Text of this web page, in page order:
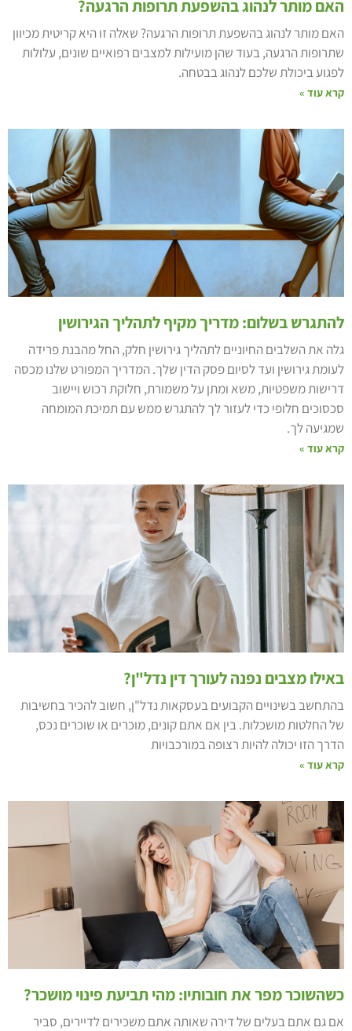
מותר לנהוג בהשפעת תרופות הרגעה?
מותר לנהוג בהשפעת תרופות הרגעה? שאלה זו היא קריטית מכיוון
הרגעה, בעוד שהן מועילות למצבים רפואיים שונים, עלולות
ביכולת שלכם לנהוג בבטחה.
עוד »
בשלום: מדריך מקיף לתהליך הגירושין
את השלבים החיוניים לתהליך גירושין חלק, החל מהבנת פרידה
גירושין ועד לסיום פסק הדין שלך. המדריך המפורט שלנו מכסה
משפטיות, משא ומתן על משמורת, חלוקת רכוש ויישוב
חלופי כדי לעזור לך להתגרש ממש עם תמיכת המומחה
לך.
עוד »
מצבים נפנה לעורך דין נדל"ן?
בשינויים הקבועים בעסקאות נדל"ן, חשוב להכיר בחשיבות
החלטות מושכלות. בין אם אתם קונים, מוכרים או שוכרים נכס,
הזו יכולה להיות רצופה במורכבויות
עוד »
מפר את חובותיו: מהי תביעת פינוי מושכר?
גם אתם בעלים של דירה שאותה אתם משכירים לדיירים, סביר